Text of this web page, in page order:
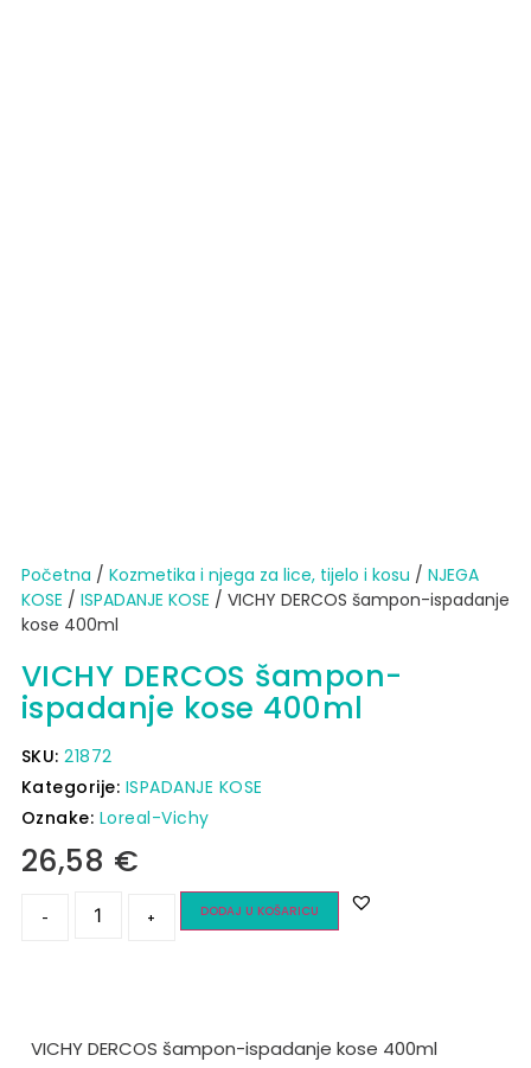
Početna / Kozmetika i njega za lice, tijelo i kosu / NJEGA
KOSE / ISPADANJE KOSE / VICHY DERCOS šampon-ispadanje
kose 400ml
VICHY DERCOS šampon-
ispadanje kose 400ml
SKU:21872
Kategorije: ISPADANJE KOSE
Oznake: Loreal-Vichy
26,58 €
- + DODAJ U KOŠARICU
VICHY DERCOS šampon-ispadanje kose 400ml